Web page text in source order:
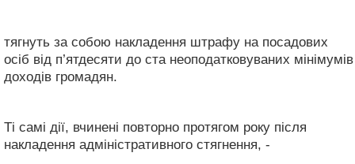
тягнуть за собою накладення штрафу на посадових
осіб від п’ятдесяти до ста неоподатковуваних мінімумів
доходів громадян.
Ті самі дії, вчинені повторно протягом року після
накладення адміністративного стягнення, -